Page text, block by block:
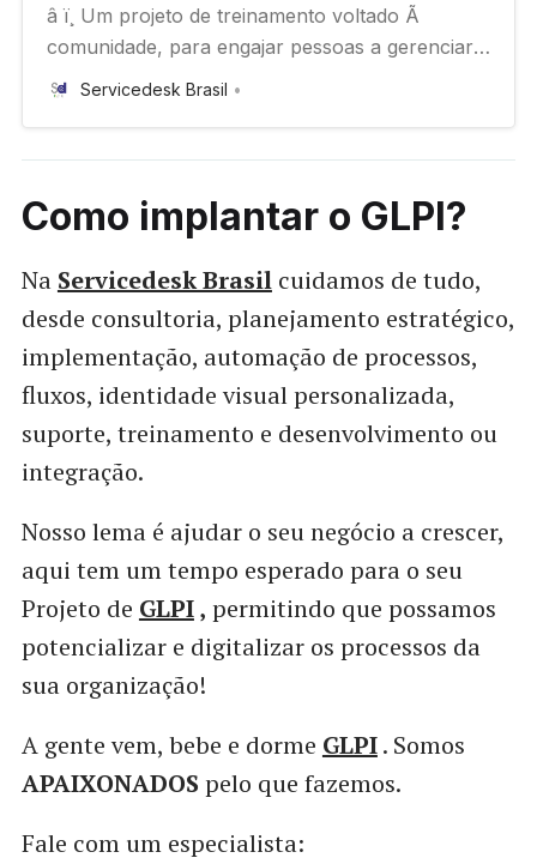
â ï¸ Um projeto de treinamento voltado Ã
comunidade, para engajar pessoas a gerenciar
serviÃ§os em uma jornada de conhecimento e
Metabase.
Servicedesk Brasil
Como implantar o GLPI?
Na Servicedesk Brasilcuidamos de tudo,
desde consultoria, planejamento estratégico,
implementação, automação de processos,
fluxos, identidade visual personalizada,
suporte, treinamento e desenvolvimento ou
integração.
Nosso lema é ajudar o seu negócio a crescer,
aqui tem um tempo esperado para o seu
Projeto de GLPI, permitindo que possamos
potencializar e digitalizar os processos da
sua organização!
A gente vem, bebe e dorme GLPI. Somos
APAIXONADOS pelo que fazemos.
Fale com um especialista: